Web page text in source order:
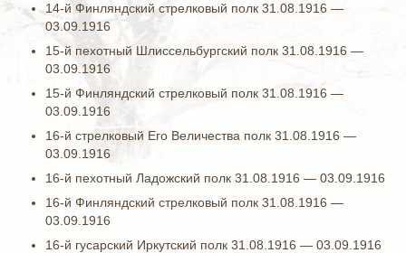
14-й Финляндский стрелковый полк 31.08.1916 —
03.09.1916
15-й пехотный Шлиссельбургский полк 31.08.1916 —
03.09.1916
15-й Финляндский стрелковый полк 31.08.1916 —
03.09.1916
16-й стрелковый Его Величества полк 31.08.1916 —
03.09.1916
16-й пехотный Ладожский полк 31.08.1916 — 03.09.1916
16-й Финляндский стрелковый полк 31.08.1916 —
03.09.1916
16-й гусарский Иркутский полк 31.08.1916 — 03.09.1916